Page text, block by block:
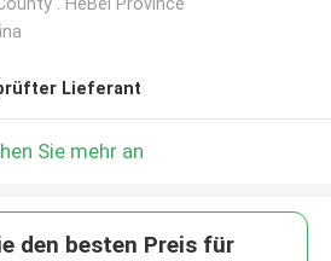
Lieferant
Sie mehr an
den besten Preis für